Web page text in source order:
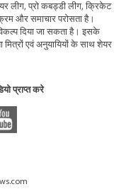
लीग, प्रो कबड्डी लीग, क्रिकेट
और समाचार परोसता है।
दिया जा सकता है। इसके
एवं अनुयायियों के साथ शेयर
प्राप्त करे